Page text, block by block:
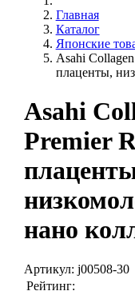
Главная
Каталог
Японские
Asahi
плаценты,
Asahi
Premier
нано
Артикул: j00508-30
Рейтинг: